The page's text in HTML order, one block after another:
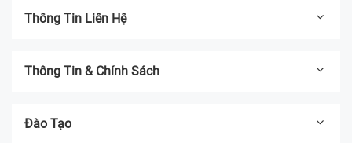
Thông Tin Liên Hệ
Thông Tin & Chính Sách
Đào Tạo